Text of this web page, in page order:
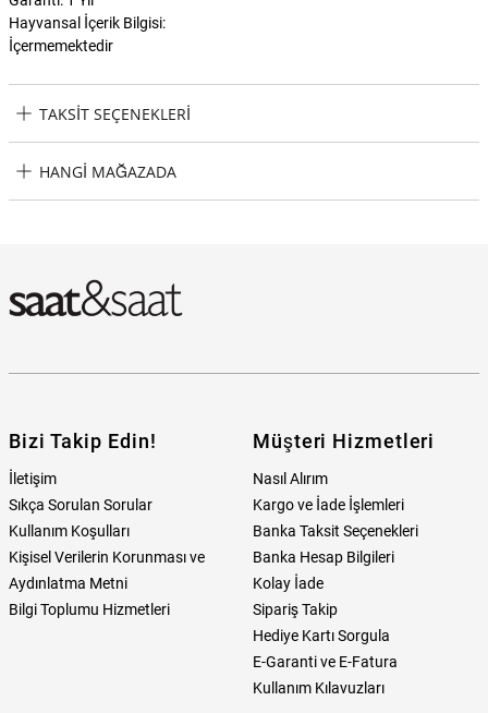
Hayvansal İçerik Bilgisi:
İçermemektedir
TAKSIT SEÇENEKLERI
HANGI MAĞAZADA
Bizi Takip Edin!
İletişim
Sıkça Sorulan Sorular
Kullanım Koşulları
Kişisel Verilerin Korunması ve
Aydınlatma Metni
Bilgi Toplumu Hizmetleri
Müşteri Hizmetleri
Nasıl Alırım
Kargo ve İade İşlemleri
Banka Taksit Seçenekleri
Banka Hesap Bilgileri
Kolay İade
Sipariş Takip
Hediye Kartı Sorgula
E-Garanti ve E-Fatura
Kullanım Kılavuzları